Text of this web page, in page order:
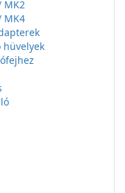
MK2
MK4
hüvelyek